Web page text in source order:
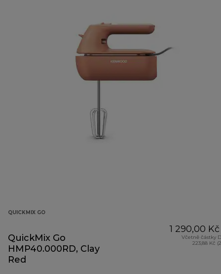
QUICKMIX GO
QuickMix Go
HMP40.000RD, Clay
Red
1 290,00 Kč
Včetně částky
223,88 Kč